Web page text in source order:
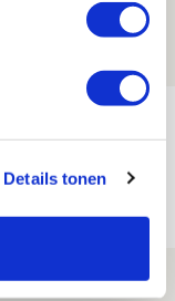
Details tonen
nadat